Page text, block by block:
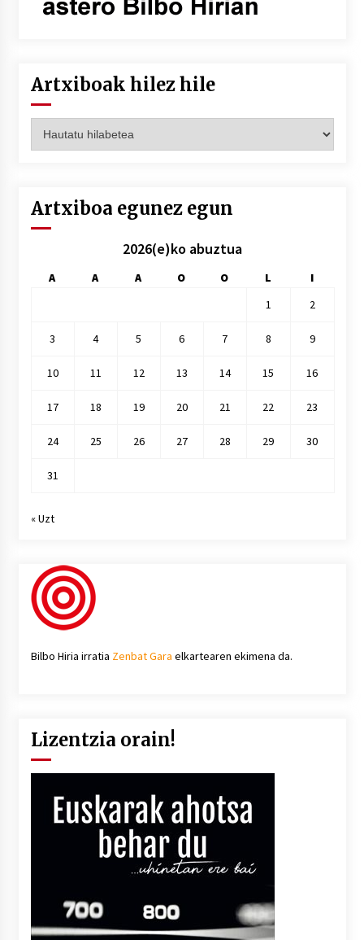
Artxiboak hilez hile
hilez
Artxiboa egunez egun
2026(e)ko abuztua
A A A O O L
I
1
2
3 4 5 6 7 8 9
10 11 12 13 14 15 16
17 18 19 20 21 22 23
24 25 26 27 28 29 30
31
« Uzt
Bilbo Hiria irratia Zenbat Gara elkartearen ekimena da.
Lizentzia orain!